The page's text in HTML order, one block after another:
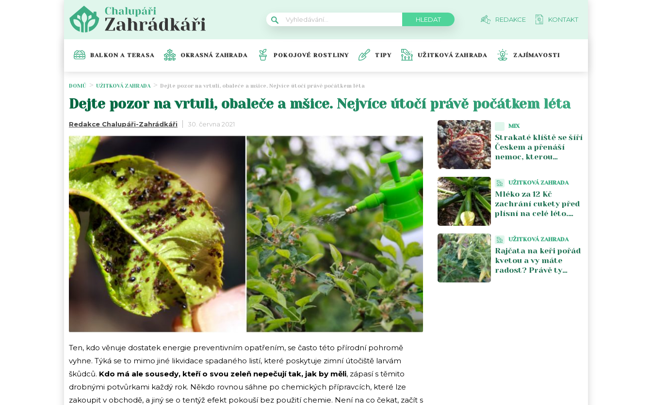
REDAKCE KONTAKT
BALKON A TERASA OKRASNÁ ZAHRADA POKOJOVÉ ROSTLINY TIPY UŽITKOVÁ ZAHRADA ZAJÍMAVOSTI
DOMŮ UŽITKOVÁ ZAHRADA Dejte pozor na vrtuli, obaleče a mšice. Nejvíce útočí právě počátkem léta
Dejte pozor na vrtuli, obaleče a mšice. Nejvíce útočí právě počátkem léta
Redakce Chalupáři-Zahrádkáři 30. června 2021
Ten, kdo věnuje dostatek energie preventivním opatřením, se často této přírodní pohromě
vyhne. Týká se to mimo jiné likvidace spadaného listí, které poskytuje zimní útočiště larvám
škůdců. Kdo má ale sousedy, kteří o svou zeleň nepečují tak, jak by měli, zápasí s těmito
drobnými potvůrkami každý rok. Někdo rovnou sáhne po chemických přípravcích, které lze
zakoupit v obchodě, a jiný se o tentýž efekt pokouší bez použití chemie. Není na co čekat, začít s
MIX
Strakaté klíště se šíří
Českem a přenáší
nemoc, kterou
na Moravě
UŽITKOVÁ ZAHRADA
Mléko za 12 Kč
zachrání cukety před
plísní na celé léto.
zdvojnásobí
UŽITKOVÁ ZAHRADA
Rajčata na keři pořád
kvetou a vy máte
radost? Právě ty